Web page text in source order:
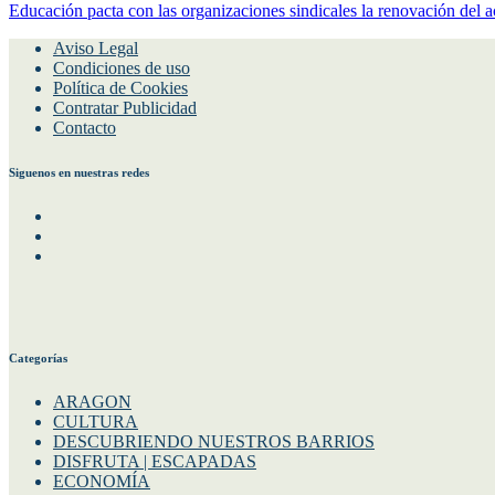
Educación pacta con las organizaciones sindicales la renovación del
Aviso Legal
Condiciones de uso
Política de Cookies
Contratar Publicidad
Contacto
Siguenos en nuestras redes
Categorías
ARAGON
CULTURA
DESCUBRIENDO NUESTROS BARRIOS
DISFRUTA | ESCAPADAS
ECONOMÍA